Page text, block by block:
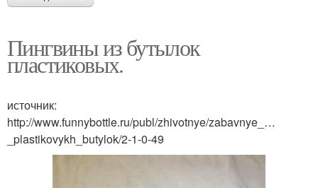
Пингвины из бутылок
пластиковых.
источник:
http://www.funnybottle.ru/publ/zhivotnye/zabavnye_…
_plastikovykh_butylok/2-1-0-49